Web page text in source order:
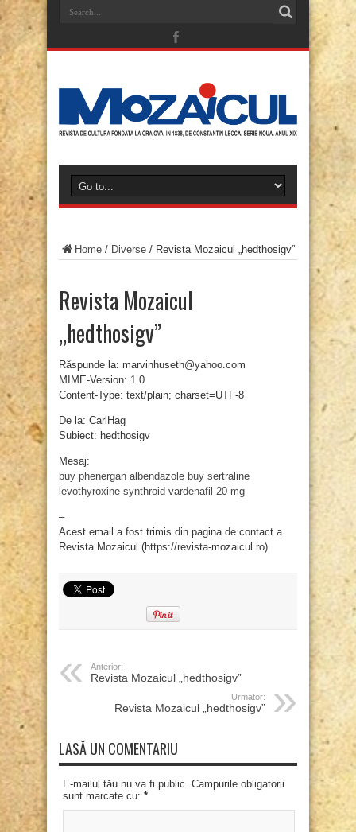
Home / Diverse / Revista Mozaicul „hedthosigv”
Revista Mozaicul
„hedthosigv”
Răspunde la: marvinhuseth@yahoo.com
MIME-Version: 1.0
Content-Type: text/plain; charset=UTF-8
De la: CarlHag
Subiect: hedthosigv
Mesaj:
buy phenergan albendazole buy sertraline
levothyroxine synthroid vardenafil 20 mg
–
Acest email a fost trimis din pagina de contact a
Revista Mozaicul (https://revista-mozaicul.ro)
Anterior:
Revista Mozaicul „hedthosigv”
Urmator:
Revista Mozaicul „hedthosigv”
LASĂ UN COMENTARIU
E-mailul tău nu va fi public. Campurile obligatorii
sunt marcate cu: *